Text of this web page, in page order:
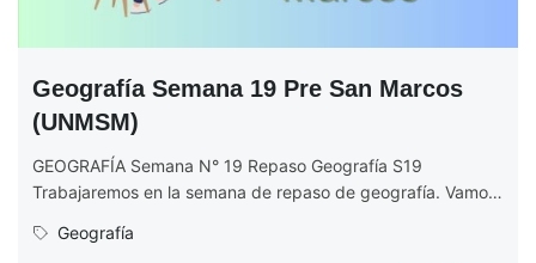
Geografía Semana 19 Pre San Marcos
(UNMSM)
GEOGRAFÍA Semana N° 19 Repaso Geografía S19
Trabajaremos en la semana de repaso de geografía. Vamos
Geografía